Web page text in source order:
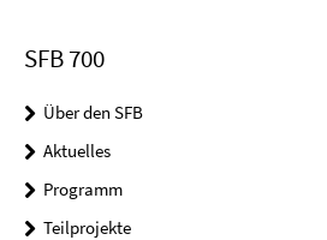
SFB 700
Über den SFB
Aktuelles
Programm
Teilprojekte